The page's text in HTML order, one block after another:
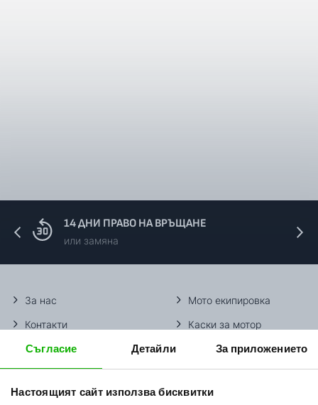
Съгласие Детайли За приложението
Настоящият сайт използва бисквитки
14 ДНИ ПРАВО НА ВРЪЩАНЕ
или замяна
За нас
Контакти
Методи доставка
Начини плащане
Връщане на стока
Мото екипировка
Каски за мотор
Ботуши за мотор
Гуми за мотор
Очила за мотор